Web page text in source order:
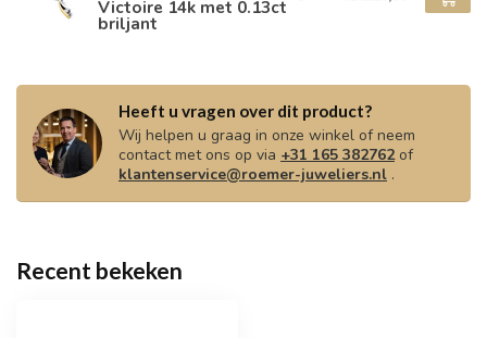
Victoire 14k met 0.13ct
briljant
Heeft u vragen over dit product?
Wij helpen u graag in onze winkel of neem
contact met ons op via +31 165 382762of
klantenservice@roemer-juweliers.nl .
Recent bekeken